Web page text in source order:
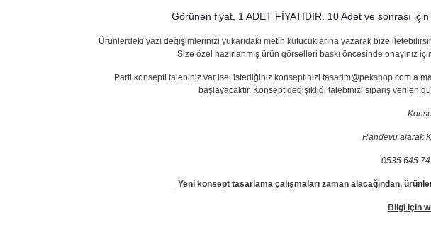
Görünen fiyat, 1 ADET FİYATIDIR. 10 Adet ve sonrası
Ürünlerdeki yazı değişimlerinizi yukarıdaki metin kutucuklarına yazarak bize
Size özel hazırlanmış ürün görselleri baskı öncesinde onayınız
Parti konsepti talebiniz var ise, istediğiniz konseptinizi tasarim@pekshop.com a
başlayacaktır. Konsept değişikliği talebinizi sipariş verilen
Randevu alarak
0535 645
Yeni konsept tasarlama çalışmaları zaman alacağından,
Bilgi için